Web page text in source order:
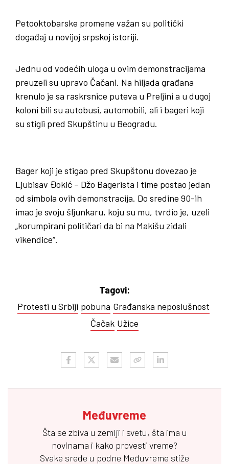
Petooktobarske promene važan su politički
događaj u novijoj srpskoj istoriji.
Jednu od vodećih uloga u ovim demonstracijama
preuzeli su upravo Čačani. Na hiljada građana
krenulo je sa raskrsnice puteva u Preljini a u dugoj
koloni bili su autobusi, automobili, ali i bageri koji
su stigli pred Skupštinu u Beogradu.
Bager koji je stigao pred Skupštonu dovezao je
Ljubisav Đokić – Džo Bagerista i time postao jedan
od simbola ovih demonstracija. Do sredine 90-ih
imao je svoju šljunkaru, koju su mu, tvrdio je, uzeli
„korumpirani političari da bi na Makišu zidali
vikendice“.
Tagovi:
Protesti u Srbiji pobuna Građanska neposlušnost
Čačak Užice
Međuvreme
Šta se zbiva u zemlji i svetu, šta ima u
novinama i kako provesti vreme?
Svake srede u podne Međuvreme stiže